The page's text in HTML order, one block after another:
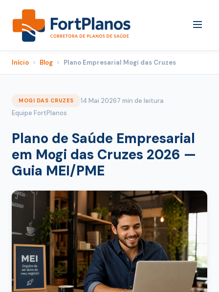
Início › Blog › Plano Empresarial Mogi das Cruzes
MOGI DAS CRUZES 14 Mai 20267 min de leitura
Equipe FortPlanos
Plano de Saúde Empresarial
em Mogi das Cruzes 2026 —
Guia MEI/PME